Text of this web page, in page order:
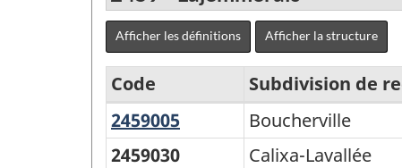
Afficher les définitions Afficher la structure
Régions
économiques
Code Subdivision de
2459005 BouchervilleBoucherville
2459030
Calixa-Lavallée